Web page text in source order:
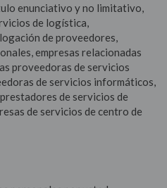
enunciativo y no limitativo,
de logística,
de proveedores,
empresas relacionadas
proveedoras de servicios
de servicios informáticos,
de servicios de
de servicios de centro de